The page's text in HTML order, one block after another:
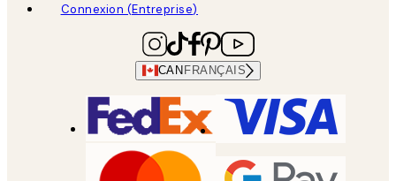
Connexion (Entreprise)
CAN FRANÇAIS